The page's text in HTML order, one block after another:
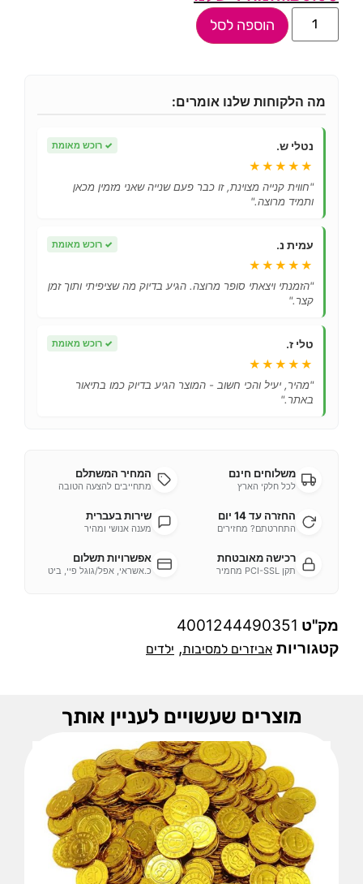
הוספה לסל
מה הלקוחות שלנו אומרים:
נטלי ש. ✓ רוכש מאומת
★★★★★
"חווית קנייה מצוינת, זו כבר פעם שנייה שאני מזמין מכאן
ותמיד מרוצה."
עמית נ. ✓ רוכש מאומת
★★★★★
"הזמנתי ויצאתי סופר מרוצה. הגיע בדיוק מה שציפיתי ותוך זמן
קצר."
טלי ז. ✓ רוכש מאומת
★★★★★
"מהיר, יעיל והכי חשוב - המוצר הגיע בדיוק כמו בתיאור
באתר."
משלוחים חינם
לכל חלקי הארץ
המחיר המשתלם
מתחייבים להצעה הטובה
החזרה עד 14 יום
התחרטתם? מחזירים
שירות בעברית
מענה אנושי ומהיר
רכישה מאובטחת
תקן PCI-SSL מחמיר
אפשרויות תשלום
כ.אשראי, אפל/גוגל פיי, ביט
מק"ט 4001244490351
קטגוריות אביזרים למסיבות, ילדים
מוצרים שעשויים לעניין אותך